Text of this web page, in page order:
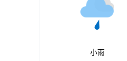
小雨